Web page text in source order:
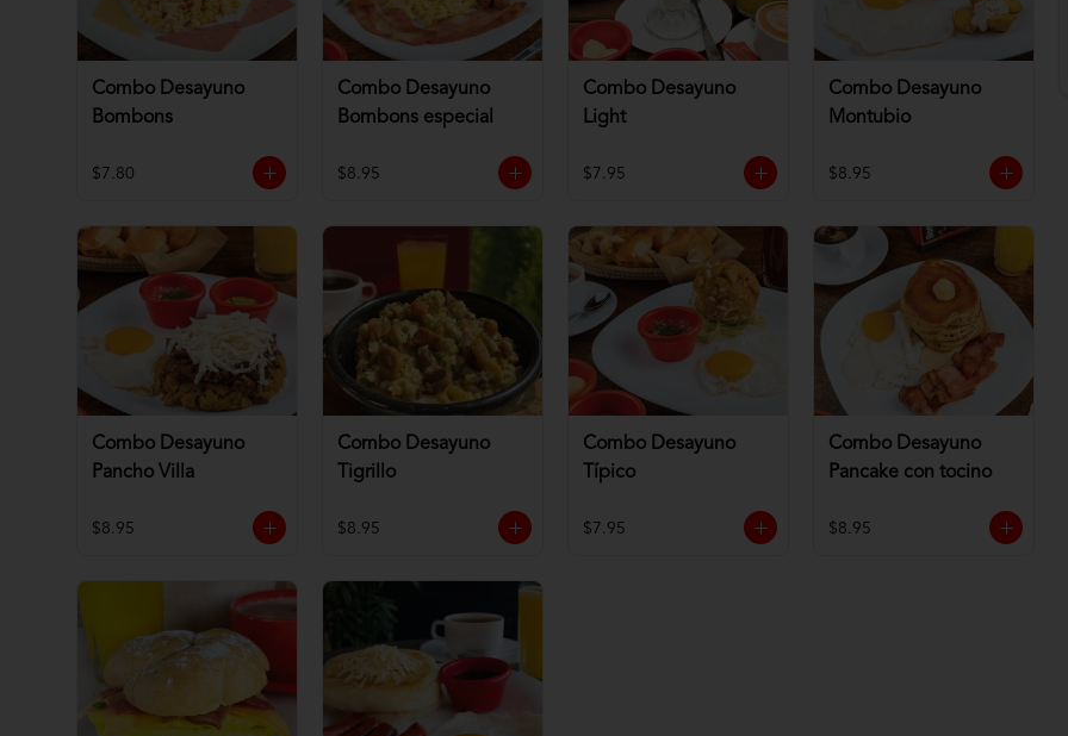
Combo Desayuno
Bombons
$7.80
Combo Desayuno
Bombons especial
$8.95
Combo Desayuno
Light
$7.95
Combo Desayuno
Montubio
$8.95
Combo Desayuno
Pancho Villa
$8.95
Combo Desayuno
Tigrillo
$8.95
Combo Desayuno
Típico
$7.95
Combo Desayuno
Pancake con tocino
$8.95